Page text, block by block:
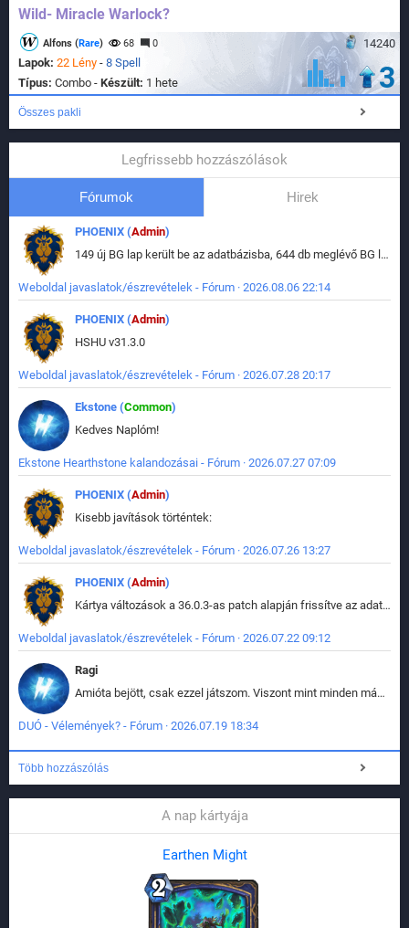
Wild- Miracle Warlock?
14240
Alfons (Rare) 68 0
Lapok: 22 Lény - 8 Spell
Típus: Combo - Készült: 1 hete 3
Összes pakli
Legfrissebb hozzászólások
Fórumok Hirek
PHOENIX (Admin)
149 új BG lap került be az adatbázisba, 644 db meglévő BG lap módosult, bekerültek az új képek a megváltozott lapokhoz is.
Weboldal javaslatok/észrevételek - Fórum · 2026.08.06 22:14
PHOENIX (Admin)
HSHU v31.3.0
Weboldal javaslatok/észrevételek - Fórum · 2026.07.28 20:17
Ekstone (Common)
Kedves Naplóm!
Ekstone Hearthstone kalandozásai - Fórum · 2026.07.27 07:09
PHOENIX (Admin)
Kisebb javítások történtek:
Weboldal javaslatok/észrevételek - Fórum · 2026.07.26 13:27
PHOENIX (Admin)
Kártya változások a 36.0.3-as patch alapján frissítve az adatbázisban (képek is cserélve).
Weboldal javaslatok/észrevételek - Fórum · 2026.07.22 09:12
Ragi
Amióta bejött, csak ezzel játszom. Viszont mint minden más - akár az alapjáték is, ez is baromira összetett lett. Néha már pár kör után is esélytelen az egész. Vagy irreállisan túltápol valaki, vagy lelép a partner, vagy csak hülye mint a segg. És amikor eljönne az én időm, na akkor jön el mindenki másé is. Engem jobban érdekelne, hogy ki milyen ratingen szokott játszani. Na ez lenne egy érdekes adat.
DUÓ - Vélemények? - Fórum · 2026.07.19 18:34
Több hozzászólás
A nap kártyája
Earthen Might